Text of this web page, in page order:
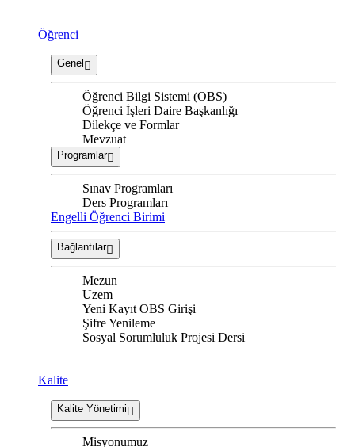
Öğrenci
Genel
Öğrenci Bilgi Sistemi (OBS)
Öğrenci İşleri Daire Başkanlığı
Dilekçe ve Formlar
Mevzuat
Programlar
Sınav Programları
Ders Programları
Engelli Öğrenci Birimi
Bağlantılar
Mezun
Uzem
Yeni Kayıt OBS Girişi
Şifre Yenileme
Sosyal Sorumluluk Projesi Dersi
Kalite
Kalite Yönetimi
Misyonumuz